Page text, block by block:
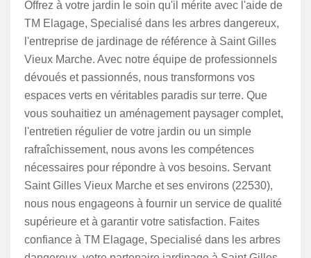
Offrez à votre jardin le soin qu'il mérite avec l'aide de
TM Elagage, Specialisé dans les arbres dangereux,
l'entreprise de jardinage de référence à Saint Gilles
Vieux Marche. Avec notre équipe de professionnels
dévoués et passionnés, nous transformons vos
espaces verts en véritables paradis sur terre. Que
vous souhaitiez un aménagement paysager complet,
l'entretien régulier de votre jardin ou un simple
rafraîchissement, nous avons les compétences
nécessaires pour répondre à vos besoins. Servant
Saint Gilles Vieux Marche et ses environs (22530),
nous nous engageons à fournir un service de qualité
supérieure et à garantir votre satisfaction. Faites
confiance à TM Elagage, Specialisé dans les arbres